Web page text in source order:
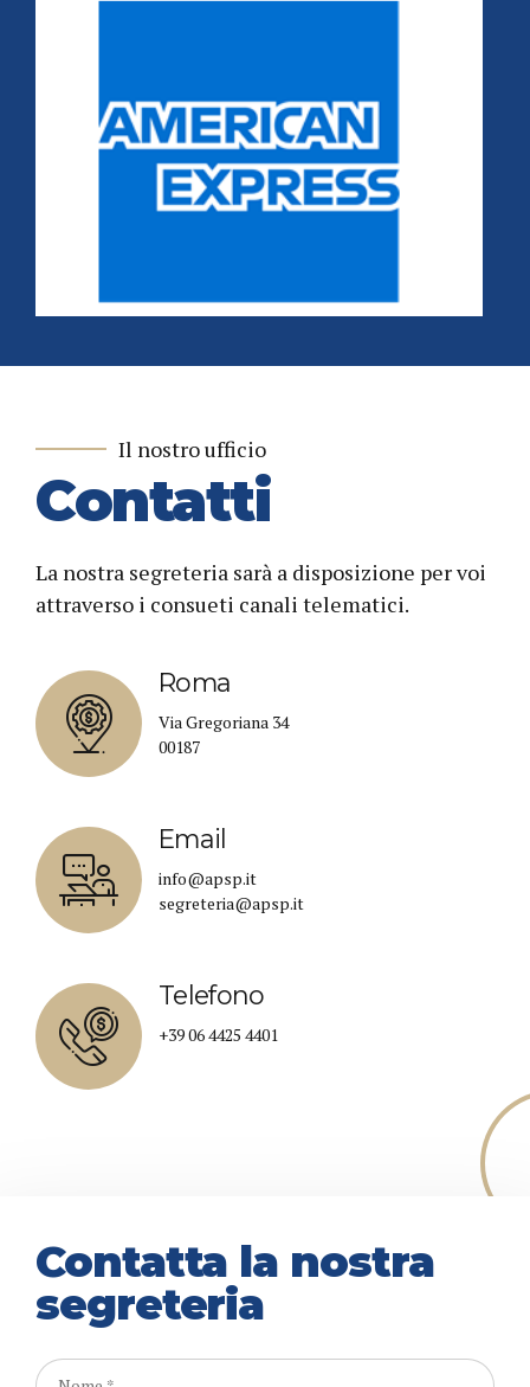
Il nostro ufficio
Contatti
La nostra segreteria sarà a disposizione per voi
attraverso i consueti canali telematici.
Roma
Via Gregoriana 34
00187
Email
info@apsp.it
segreteria@apsp.it
Telefono
+39 06 4425 4401
Contatta la nostra
segreteria